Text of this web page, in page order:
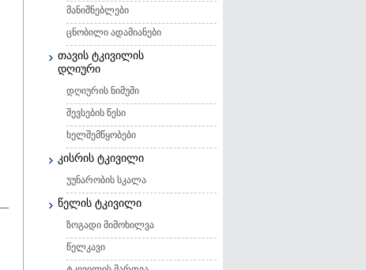
მანიშნებლები
ცნობილი ადამიანები
თავის ტკივილის
დღიური
დღიურის ნიმუში
შევსების წესი
ხელშემწყობები
კისრის ტკივილი
უუნარობის სკალა
წელის ტკივილი
ზოგადი მიმოხილვა
წელკავი